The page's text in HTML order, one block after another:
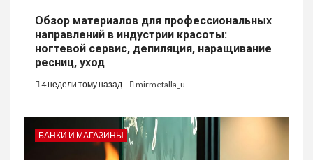
Обзор материалов для профессиональных
направлений в индустрии красоты:
ногтевой сервис, депиляция, наращивание
ресниц, уход
4 недели тому назад mirmetalla_u
БАНКИ И МАГАЗИНЫ